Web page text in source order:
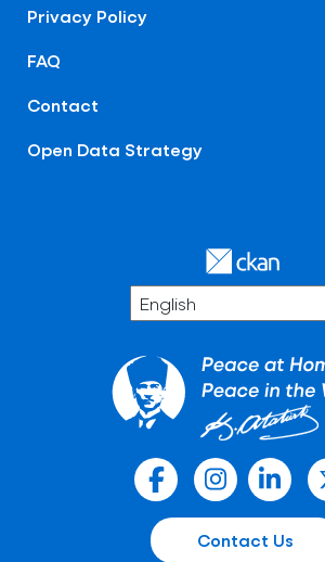
Privacy Policy
FAQ
Contact
Open Data Strategy
Contact Us